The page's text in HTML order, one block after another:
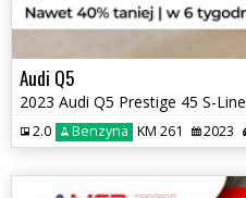
Audi Q5
2023 Audi Q5 Prestige 45 S-Line
2.0 Benzyna KM 261 2023